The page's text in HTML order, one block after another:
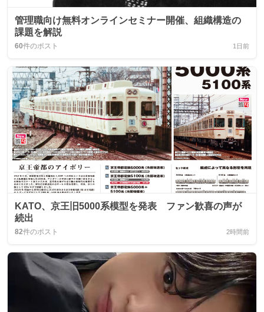
管理職向け無料オンラインセミナー開催、組織構造の
課題を解説
60件のポスト 1日前
KATO、京王旧5000系模型を発表 ファン歓喜の声が
続出
82件のポスト 2時間前